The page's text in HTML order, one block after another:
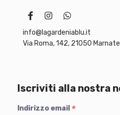
info@lagardeniablu.it
Via Roma, 142, 21050
Iscriviti alla nostra
Indirizzo email *